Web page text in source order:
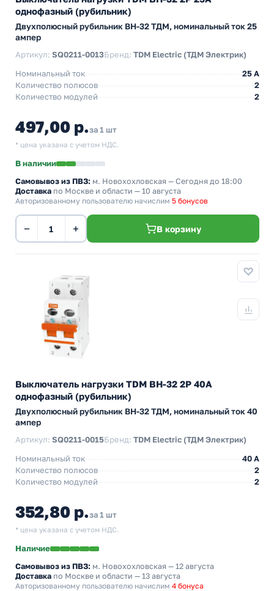
однофазный (рубильник)
Двухполюсный рубильник BH-32 ТДМ, номинальный ток 25
ампер
Артикул: SQ0211-0013Бренд: TDM Electric (ТДМ Электрик)
Номинальный ток
25 A
Количество полюсов
2
Количество модулей
2
497,00 р.за 1 шт
* цена указана с учетом НДС.
В наличии
Самовывоз из ПВЗ: м. Новохохловская — Сегодня до 18:00
Доставка по Москве и области — 10 августа
Авторизованному пользователю начислим 5 бонусов
− + В корзину
Выключатель нагрузки TDM ВН-32 2P 40A
однофазный (рубильник)
Двухполюсный рубильник BH-32 ТДМ, номинальный ток 40
ампер
Артикул: SQ0211-0015Бренд: TDM Electric (ТДМ Электрик)
Номинальный ток
40 A
Количество полюсов
2
Количество модулей
2
352,80 р.за 1 шт
* цена указана с учетом НДС.
Наличие
Самовывоз из ПВЗ: м. Новохохловская — 12 августа
Доставка по Москве и области — 13 августа
Авторизованному пользователю начислим 4 бонуса